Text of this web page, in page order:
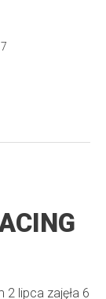
2 lipca zajęła 6